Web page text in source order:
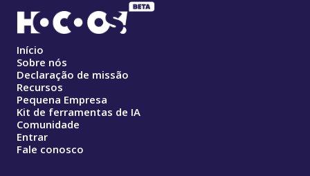
Início
Sobre nós
Declaração de missão
Recursos
Pequena Empresa
Kit de ferramentas de IA
Comunidade
Entrar
Fale conosco